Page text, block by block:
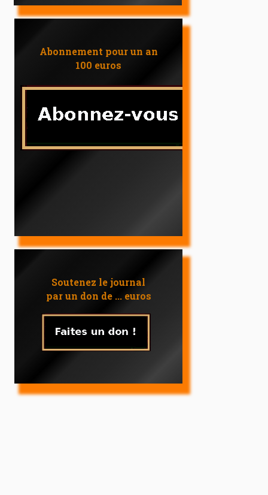
Abonnement pour un an
100 euros
Soutenez le journal
par un don de ... euros